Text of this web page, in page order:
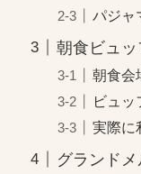
パジャ
朝食ビュッ
朝食会
ビュッ
実際に
グランド